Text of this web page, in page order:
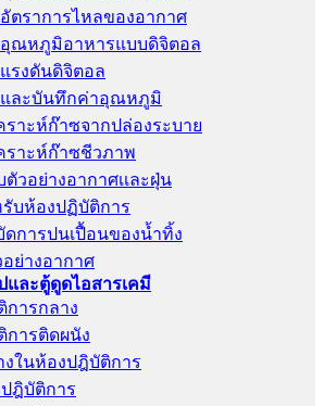
อัตราการไหลของอากาศ
อุณหภูมิอาหารแบบดิจิตอล
รงดันดิจิตอล
และบันทึกค่าอุณหภูมิ
ราะห์ก๊าซจากปล่องระบาย
ราะห์ก๊าซชีวภาพ
ตัวอย่างอากาศเเละฝุ่น
รับห้องปฏิบัติการ
ดการปนเปื้อนของน้ำทิ้ง
ย่างอากาศ
และตู้ดูดไอสารเคมี
การกลาง
การติดผนัง
งในห้องปฎิบัติการ
ฎิบัติการ